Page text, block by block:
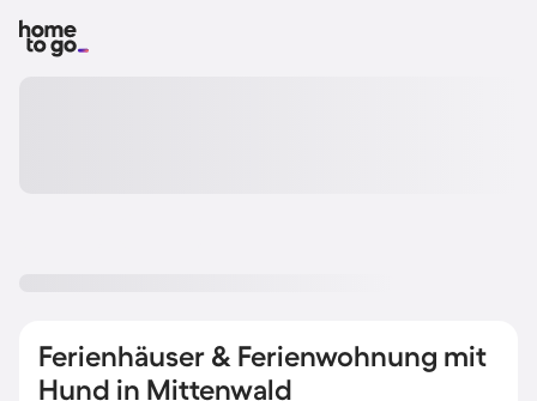
Ferienhäuser & Ferienwohnung mit
Hund in Mittenwald